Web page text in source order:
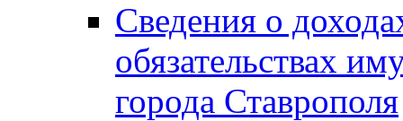
Сведения о
обязательствах
города Ставрополя